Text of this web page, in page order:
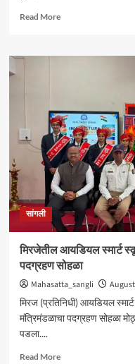
Read MoreRead
विद्यावाचस्पती
यांना
‘कलातपस्वी’
पुरस्कार
प्रदान
सांगली
मिरजेतील आयडियल स्मार्ट
पदग्रहण सोहळा
Mahasatta_sangli
मिरज (प्रतिनिधी) आयडियल स्मार्ट
मंत्रिमंडळाचा पदग्रहण सोहळा
पडला....
Read MoreRead